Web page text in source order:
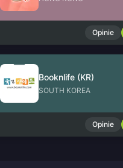
Opinie
Booknlife (KR)
SOUTH KOREA
Opinie